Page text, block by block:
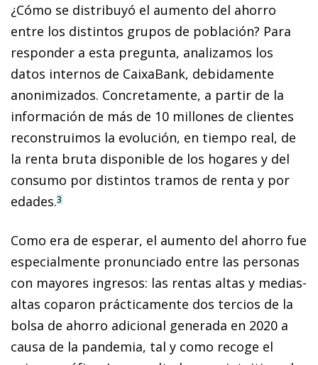
¿Cómo se distribuyó el aumento del ahorro
entre los distintos grupos de población? Para
responder a esta pregunta, analizamos los
datos internos de CaixaBank, debidamente
anonimizados. Concretamente, a partir de la
información de más de 10 millones de clientes
reconstruimos la evolución, en tiempo real, de
la renta bruta disponible de los hogares y del
consumo por distintos tramos de renta y por
edades.3
Como era de esperar, el aumento del ahorro fue
especialmente pronunciado entre las personas
con mayores ingresos: las rentas altas y medias-
altas coparon prácticamente dos tercios de la
bolsa de ahorro adicional generada en 2020 a
causa de la pandemia, tal y como recoge el